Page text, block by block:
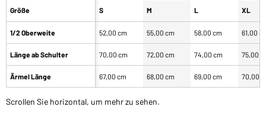
Größe
1/2 Oberweite
Länge ab Schulter
Ärmel Länge
S M L XL
52,00 cm 55,00 cm 58,00 cm 61,00
70,00 cm 72,00 cm 74,00 cm 75,00
67,00 cm 68,00 cm 69,00 cm 70,00
Scrollen Sie horizontal, um mehr zu sehen.